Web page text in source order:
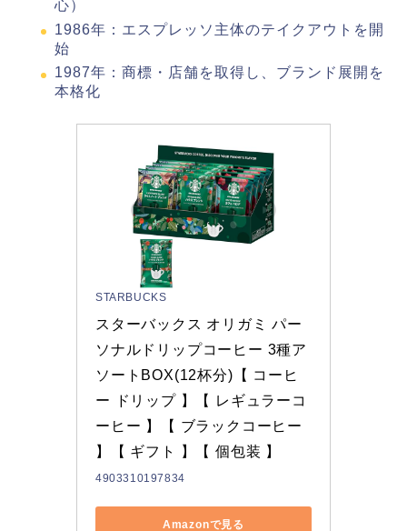
心）
1986年：エスプレッソ主体のテイクアウトを開
始
1987年：商標・店舗を取得し、ブランド展開を
本格化
STARBUCKS
スターバックス オリガミ パー
ソナルドリップコーヒー 3種ア
ソートBOX​(12杯分)【 コーヒ
ー ドリップ 】【 レギュラーコ
ーヒー 】【 ブラックコーヒー
】【 ギフト 】【 個包装 】
4903310197834
Amazonで見る